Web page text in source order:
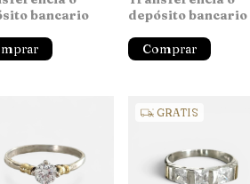
bancario
depósito bancario
Comprar
GRATIS